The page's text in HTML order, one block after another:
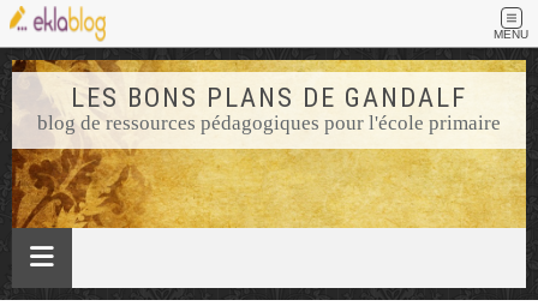
MENU
LES BONS PLANS DE GANDALF
blog de ressources pédagogiques pour l'école primaire